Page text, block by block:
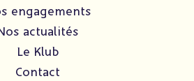
engagements
actualités
Le Klub
Contact